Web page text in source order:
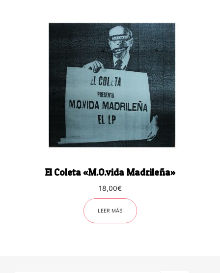
El Coleta «M.O.vida Madrileña»
18,00€
LEER MÁS